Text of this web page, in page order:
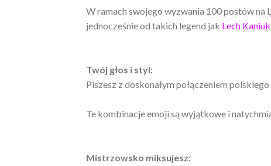
W ramach swojego wyzwania 100 postów na
jednocześnie od takich legend jak Lech Kaniuk
Twój głos i styl:
Piszesz z doskonałym połączeniem
Te kombinacje emoji są wyjątkowe i
Mistrzowsko miksujesz: